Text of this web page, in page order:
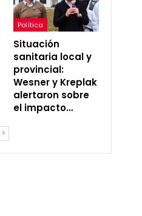
Política
Situación
sanitaria local y
provincial:
Wesner y Kreplak
alertaron sobre
el impacto…